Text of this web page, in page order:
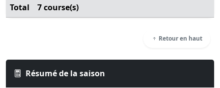
Total
7 course(s)
Retour en haut
Résumé de la saison